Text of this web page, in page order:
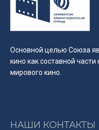
Основной целью Союза
кино как составной
мирового кино.
НАШИ КОНТАКТЫ